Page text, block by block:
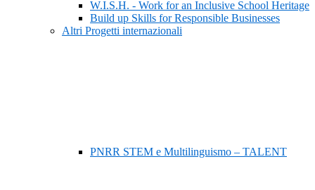
W.I.S.H. - Work for an Inclusive School Heritage
Build up Skills for Responsible Businesses
Altri Progetti internazionali
PNRR STEM e Multilinguismo – TALENT